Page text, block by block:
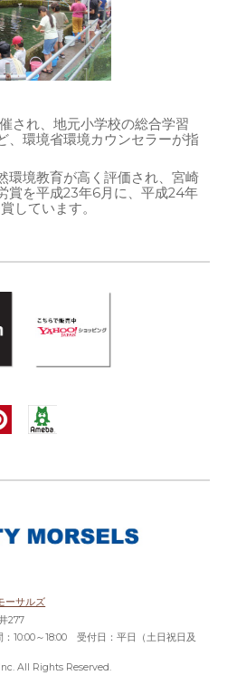
され、地元小学校の総合学習
、環境省環境カウンセラーが指
環境教育が高く評価され、宮崎
賞を平成23年6月に、平成24年
しています。
ーサルズ
277
10:00～18:00 受付日：平日（土日祝日及
All Rights Reserved.